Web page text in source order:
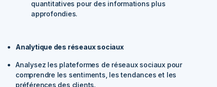
quantitatives pour des informations plus
approfondies.
Analytique des réseaux sociaux
Analysez les plateformes de réseaux sociaux pour
comprendre les sentiments, les tendances et les
préférences des clients.